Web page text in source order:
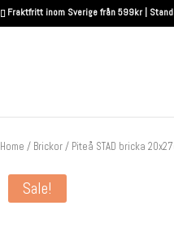
Fraktfritt inom Sverige från 599kr |
Home / Brickor/ Piteå STAD bricka
Sale!